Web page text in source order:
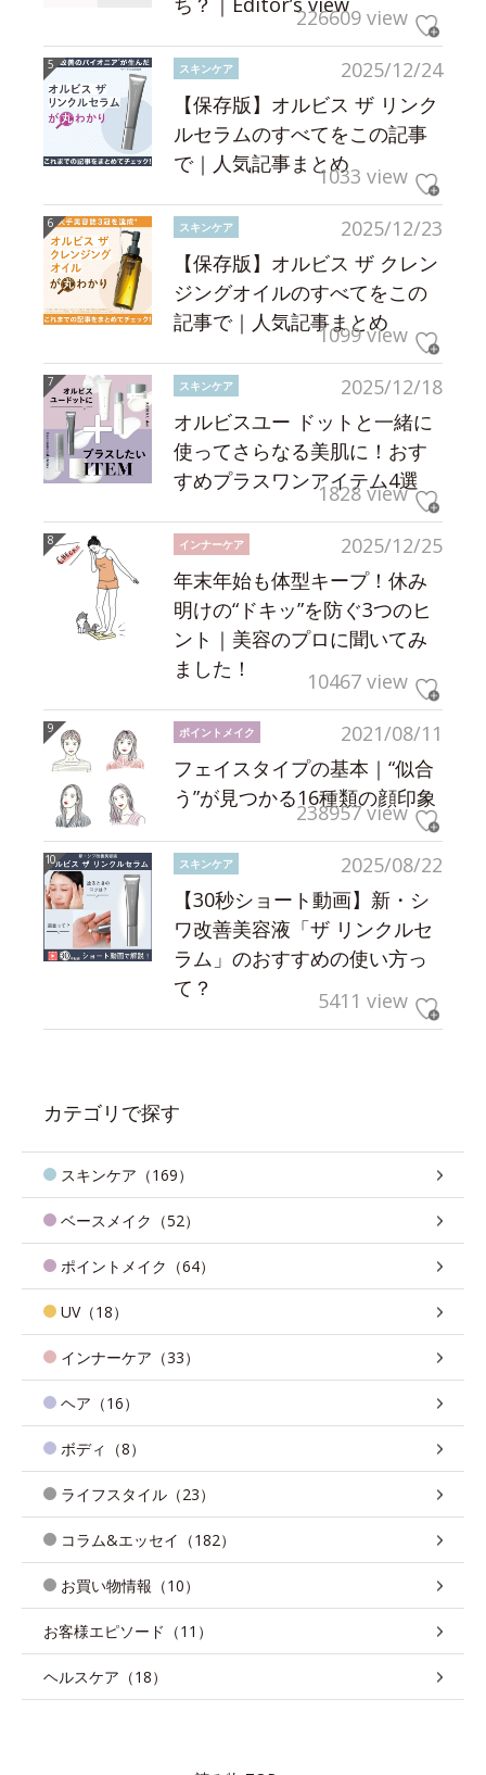
226609 view
2025/12/24
スキンケア
【保存版】オルビス ザ リンク
ルセラムのすべてをこの記事
で｜人気記事まとめ1033 view
2025/12/23
スキンケア
【保存版】オルビス ザ クレン
ジングオイルのすべてをこの
記事で｜人気記事まとめ
1099 view
2025/12/18
スキンケア
オルビスユー ドットと一緒に
使ってさらなる美肌に！おす
すめプラスワンアイテム4選
1828 view
2025/12/25
インナーケア
年末年始も体型キープ！休み
明けの“ドキッ”を防ぐ3つのヒ
ント｜美容のプロに聞いてみ
ました！
10467 view
2021/08/11
ポイントメイク
フェイスタイプの基本｜“似合
う”が見つかる16種類の顔印象
238957 view
2025/08/22
スキンケア
【30秒ショート動画】新・シ
ワ改善美容液「ザ リンクルセ
ラム」のおすすめの使い方っ
て？
5411 view
カテゴリで探す
スキンケア（169）
ベースメイク（52）
ポイントメイク（64）
UV（18）
インナーケア（33）
ヘア（16）
ボディ（8）
ライフスタイル（23）
コラム&エッセイ（182）
お買い物情報（10）
お客様エピソード（11）
ヘルスケア（18）